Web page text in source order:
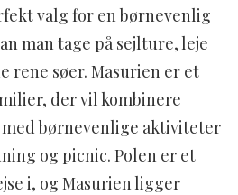
valg for en børnevenlig
man tage på sejlture, leje
rene søer. Masurien er et
der vil kombinere
børnevenlige aktiviteter
og picnic. Polen er et
i, og Masurien ligger